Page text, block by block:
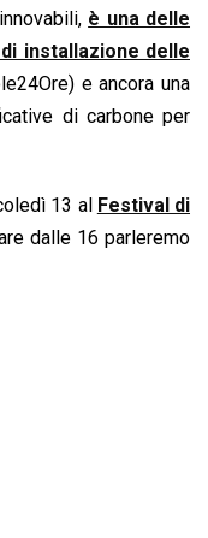
è una delle
installazione delle
e ancora una
di carbone per
13 al Festival di
dalle 16 parleremo